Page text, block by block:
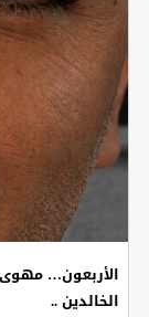
الأربعون… مهوى
الخالدين ..